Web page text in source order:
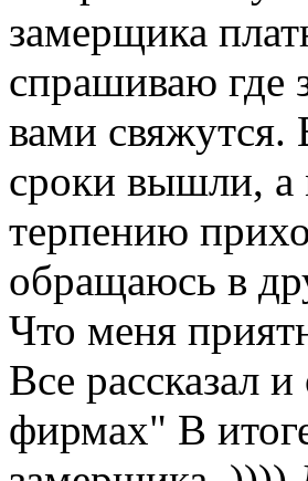
замерщика
спрашиваю где
вами свяжутся.
сроки вышли, а
терпению
обращаюсь в
Что меня
Все рассказал
фирмах" В